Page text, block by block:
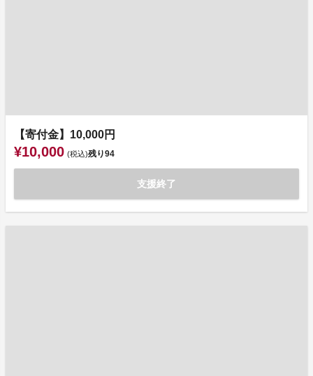
【寄付金】10,000円
¥10,000 (税込)残り94
支援終了